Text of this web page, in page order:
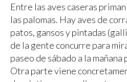
Entre las aves caseras priman los canarios; le siguen las palomas. Hay aves de corral: gallinas y gallos, patos, gansos y pintadas (gallinas de Guinea). Parte de la gente concurre para mirar y curiosear; es un paseo de sábado a la mañana para grandes y chicos. Otra parte viene concretamente a comprar animales domésticos y sus alimentos, así como plantas ornamentales, acuáticas, macetas y otros artículos de jardinería, peceras y jaulas. Existe un grupo selecto, por lo general habitual, que se interesa en adquirir ejemplares de excelencia para mejorar la carga genética de sus propios reproductores, sobre todo canarios y palomas. Finalmente está la gente que compra aves silvestres, ignorante o desaprensiva acerca de la disminución de la fauna salvaje, tanto en el país como en el mundo. Algunos criadores de canarios, para diferenciarse de los vendedores ilegales, exhiben carteles en los que hacen saber al público que sus aves nacieron en cautiverio. Explican que la especie fue modificada genéticamente por la mano del hombre y que este tipo de aves no existe en libertad. El rubro de las palomas atrae a colombófilos y a visitantes casuales; estos últimos escuchan con atención el intercambio de opiniones entre los aficionados y los expertos, sobre todo cuando se conversa sobre palomas mensajeras, aves rodeadas todavía de un aura de heroísmo. La gente circula por la feria entre el canto predominante de los canarios, el arrullo lejano de las palomas, el cacareo de una gallina que puso un huevo, el canto victorioso de algún gallo y el runrún humano. Los vendedores entran y salen de sus puestos de trabajo. Varios, ayudados por miembros de su grupo familiar, muestran sus animales, señalan sus cualidades, informan sobre sus cuidados, negocian precios. Sin embargo, la verdadera Feria de las Aves tristes, la visión ciertamente penosa del lugar, se encuentra en la calle, sobre la vereda por la cual se entra a este emporio de animales, sobre todo alados. Mi interés por las aves y por los animales en general, me llevó a visitar varias veces este lugar; en una oportunidad compré un chopí manso (tordo chaqueño) en el mercado legal; otras veces peces o alimentos vivos para ellos; alguna otra vez, ranas albinas africanas. La semana pasada, después de años de ausencia, acudí nuevamente. Sospechando que mi paseo matinal de sábado sería un poco difícil por el enfrentamiento con las aves salvajes aprisionadas, quise prevenirme. Para ello, llevé conmigo un objeto asombroso, algo que me sacaría de la realidad general para sumergirme en el mundo íntimo de los animales. Se trataba de un anillo. Esta joya perteneció al prestigioso médico y zoólogo austríaco, Konrad Lorenz, premio Nobel de Medicina en el año 1973, concedido por sus estudios sobre comportamiento animal. En realidad, según cuenta el mismo en uno de sus libros, el anillo perteneció al rey Salomón y posee un poder mágico. Quien lo usa puede comprender el lenguaje de los animales. Tal como lo relata Lorenz, el rey se enteró por un ruiseñor que una de las mujeres de su harem –la número 999- le había sido infiel con un hombre más joven. Fuera de sí, arrojó lejos el anillo. Por alguna circunstancia que desconozco, la sortija llegó a manos del científico, quien nunca la usó. Conforme a sus propias ideas, no la usó porque consideró que ninguna magia podía reemplazar a las relaciones personales con los animales. Junto a ellos, decía, conocemos no solo su lenguaje, sino los mecanismos de su comportamiento. El caso es que yo no convivía con animales silvestres. Sabía que el anillo podía usarse solo con una condición: mejorar la vida de algún animal. Además, solo podía accederse a su préstamo comunicándose con el zoólogo a través de la lectura de alguna de sus obras. Así lo hice y con el tesoro guardado en uno de los bolsillos de mi pantalón, partí hacia la feria. Entre las aves silvestres que se vendían dentro del mercado había algunos jilgueros y cabecitas negras, cardenales de copete rojo, un chopí, un grupito de varilleros de costado amarillo y algún tordo músico. Pero la verdadera exhibición de aves silvestres y la de otros animales, era la callejera. Sobre la acera por la cual se entra a la feria estaba el verdadero desenfreno. En medio del gentío se acumulaban las jaulas, muchas de hechura casera, precarias, chicas o de gran tamaño, pero la mayoría atestadas de aves. Algunos ejemplares pertenecían a las mismas especies que se vendían en el interior subrepticiamente, solo que afuera la cantidad de individuos era mucho mayor. Lo que adentro era una muestra tolerable si se quiere, en la calle era grosero. Únicamente los charrúas (chopís), los cabecitas, los cardenales amarillos, alguna calandria mansa, una cacatúa de Oceanía o algún guacamayo de América del Sur, gozaban del privilegio de estar en jaulas individuales o con pocos ejemplares de sus especies respectivas. Los distinguían con este trato especial por sus cualidades canoras, su colorido llamativo o su rareza en la naturaleza; gozaban de este privilegio porque estaban mejor evaluados comercialmente. Estas jaulas favorecidas colgaban de los muros de la calle; de ese modo se destacaba el producto y se alejaba a sus infortunados residentes del amontonamiento de piernas humanas quietas o en movimiento. Las jaulas con especies menos importantes desde esos puntos de vista, estaban atestadas de especímenes; se distribuían sobre la vereda, apenas a un costado del movimiento humano, muchas encimadas entre sí. De los favorecidos con celdas individuales, los charrúas eran